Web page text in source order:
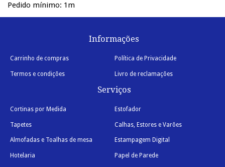
Pedido mínimo: 1m
Informações
Carrinho de compras Política de Privacidade
Termos e condições Livro de reclamações
Serviços
Cortinas por Medida Estofador
Tapetes Calhas, Estores e Varões
Almofadas e Toalhas de mesa Estampagem Digital
Hotelaria Papel de Parede